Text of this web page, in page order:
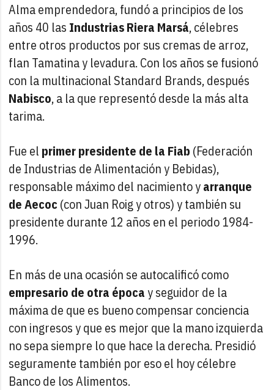
Alma emprendedora, fundó a principios de los
años 40 las Industrias Riera Marsá, célebres
entre otros productos por sus cremas de arroz,
flan Tamatina y levadura. Con los años se fusionó
con la multinacional Standard Brands, después
Nabisco, a la que representó desde la más alta
tarima.
Fue el primer presidente de la Fiab (Federación
de Industrias de Alimentación y Bebidas),
responsable máximo del nacimiento yarranque
de Aecoc(con Juan Roig y otros) y también su
presidente durante 12 años en el periodo 1984-
1996.
En más de una ocasión se autocalificó como
empresario de otra épocay seguidor de la
máxima de que es bueno compensar conciencia
con ingresos y que es mejor que la mano izquierda
no sepa siempre lo que hace la derecha. Presidió
seguramente también por eso el hoy célebre
Banco de los Alimentos.